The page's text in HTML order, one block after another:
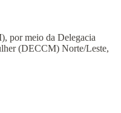
por meio da Delegacia
(DECCM) Norte/Leste,